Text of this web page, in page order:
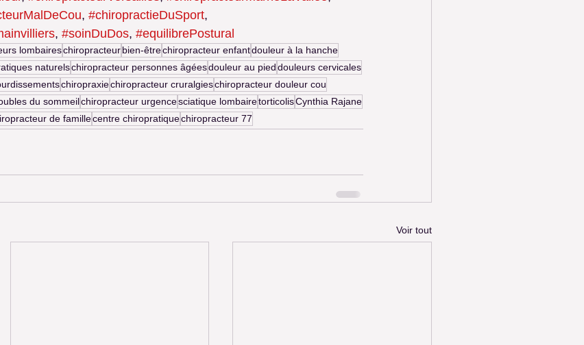
, #chiropractieDuSport,
, #soinDuDos, #equilibrePostural
lombaireschiropracteurbien-êtrechiropracteur enfantdouleur à la hanche
naturelschiropracteur personnes âgéesdouleur au pieddouleurs cervicales
chiropraxiechiropracteur cruralgieschiropracteur douleur cou
du sommeilchiropracteur urgencesciatique lombairetorticolisCynthia Rajane
de famillecentre chiropratiquechiropracteur 77
Voir tout